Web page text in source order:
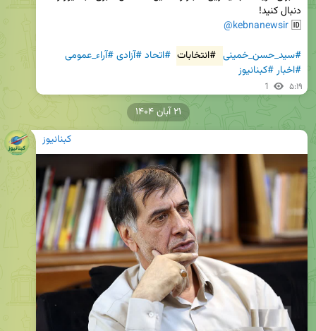
🆔
@kebnanewsir
#سید_حسن_خمینی #انتخابات #اتحاد#آزادی#آراء_عمومی
#اخبار#کبنانیوز
1 ۵:۱۹
کبنانیوز
۲۱ آبان ۱۴۰۴